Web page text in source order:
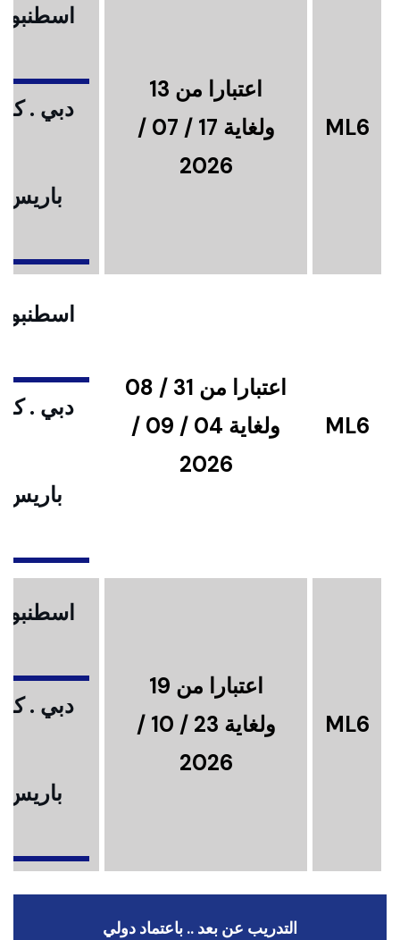
ML6
اعتبارا من 13
ولغاية 17 / 07 /
2026
دبي .
باريس
ML6
اعتبارا من 31 / 08
ولغاية 04 / 09 /
2026
دبي .
باريس
ML6
اعتبارا من 19
ولغاية 23 / 10 /
2026
دبي .
باريس
التدريب عن بعد .. باعتماد دولي